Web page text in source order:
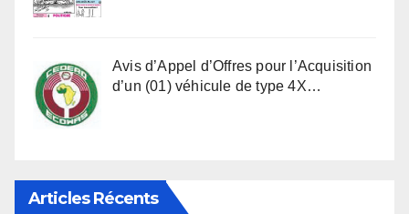
Avis d’Appel d’Offres pour l’Acquisition
d’un (01) véhicule de type 4X…
Articles Récents